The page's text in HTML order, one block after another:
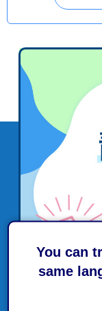
You can
same